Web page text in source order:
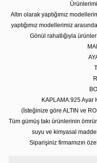
Altın olarak yaptığımız
yaptığımız modellerimiz
Gönül rahatlığıyla
KAPLAMA:925 Ayar
(İsteğinize göre ALTIN ve
Tüm gümüş takı ürünlerinin
suyu ve kimyasal
Siparişiniz firmamızın